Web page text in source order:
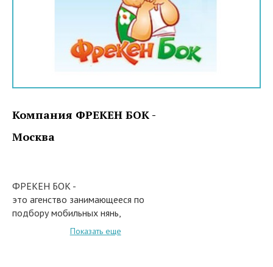
Компания ФРЕКЕН БОК -
Москва
ФРЕКЕН БОК -
это агенство занимающееся по
подбору мобильных нянь,
на постоянные условия, на
Показать еще